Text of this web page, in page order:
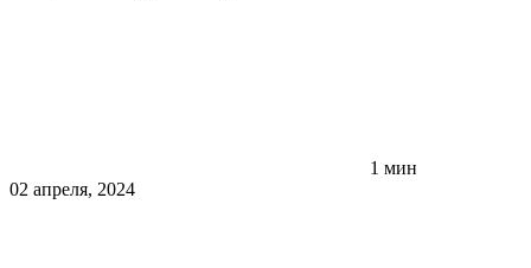
1 мин
02 апреля, 2024